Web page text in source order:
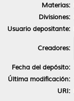
Materias:
Divisiones:
Usuario depositante:
Creadores:
Fecha del depósito:
Última modificación:
URI: